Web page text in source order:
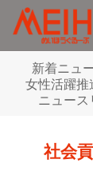
新着ニュ
女性活躍推
ニュース
社会